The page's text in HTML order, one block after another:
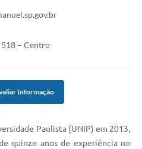
518 – Centro
Informação
Paulista (UNIP) em 2013,
quinze anos de experiência no